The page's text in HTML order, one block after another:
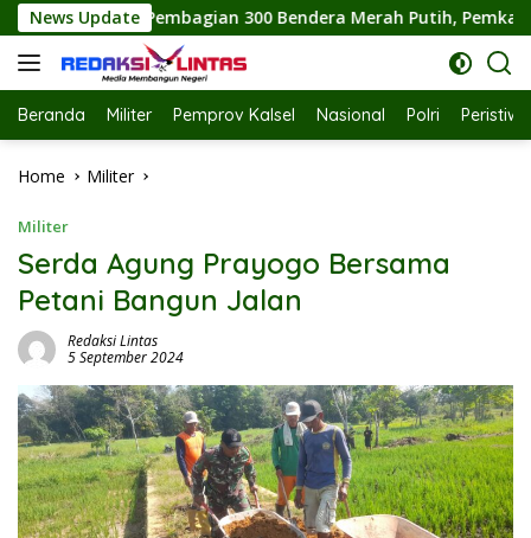
Skip
to
content
News Update
Bendera Merah Putih, Pemkab Labuhanbatu Semarakkan
Beranda Militer Pemprov Kalsel Nasional Polri
Home Militer
Militer
Serda Agung Prayogo Bersama
Petani Bangun Jalan
Redaksi Lintas
5 September 2024